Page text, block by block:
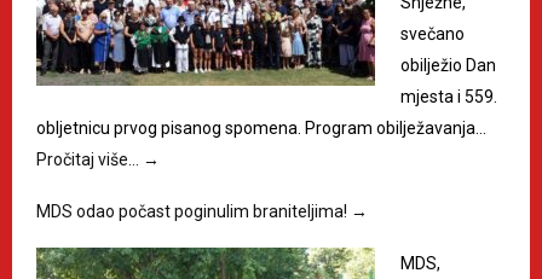
svečano
obilježio Dan
mjesta i 559.
obljetnicu prvog pisanog spomena. Program obilježavanja…
Pročitaj više…
→
MDS odao počast poginulim braniteljima! →
MDS,